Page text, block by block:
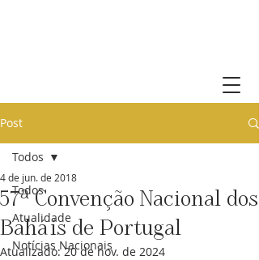
Post
Todos
Atualidade
Notícias Nacionais
Todos
57ª Convenção Nacional dos
Bahá'ís de Portugal
4 de jun. de 2018
Atualizado:20 de nov. de 2024